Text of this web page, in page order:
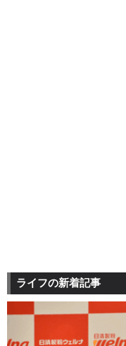
ライフの新着記事